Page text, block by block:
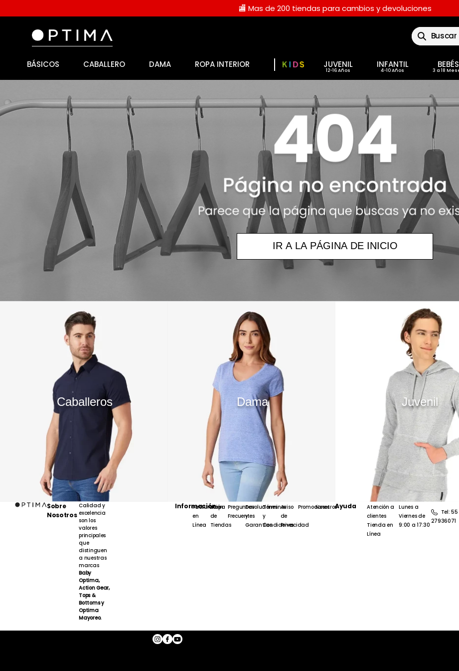
🏬 Mas de 200 tiendas para cambios y devoluciones
Buscar
BÁSICOS CABALLERO DAMA ROPA INTERIOR JUVENIL INFANTIL BEBÉS
IR A LA PÁGINA DE INICIO
Caballeros Dama Juvenil
Sobre
Nosotros
Calidad y
excelencia
son los
valores
principales
que
distinguen
a nuestras
marcas
Baby
Optima,
Action Gear,
Tops &
Bottoms y
Optima
Mayoreo.
Información
Facturación
en
Línea
Mapa
de
Tiendas
Preguntas
Frecuentes
Devoluciones
y
Garantías
Términos
y
Condiciones
Aviso
de
Privacidad
Promociones
NosotrosAyuda
Atención a
clientes
Tienda en
Línea
Lunes a
Viernes de
9:00 a 17:30
Tel: 55
27936071
licencia
3.
playeras dama
pantalones caballero
playera polo
playera manga larga